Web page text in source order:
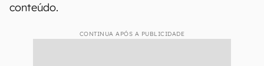
conteúdo.
CONTINUA APÓS A PUBLICIDADE